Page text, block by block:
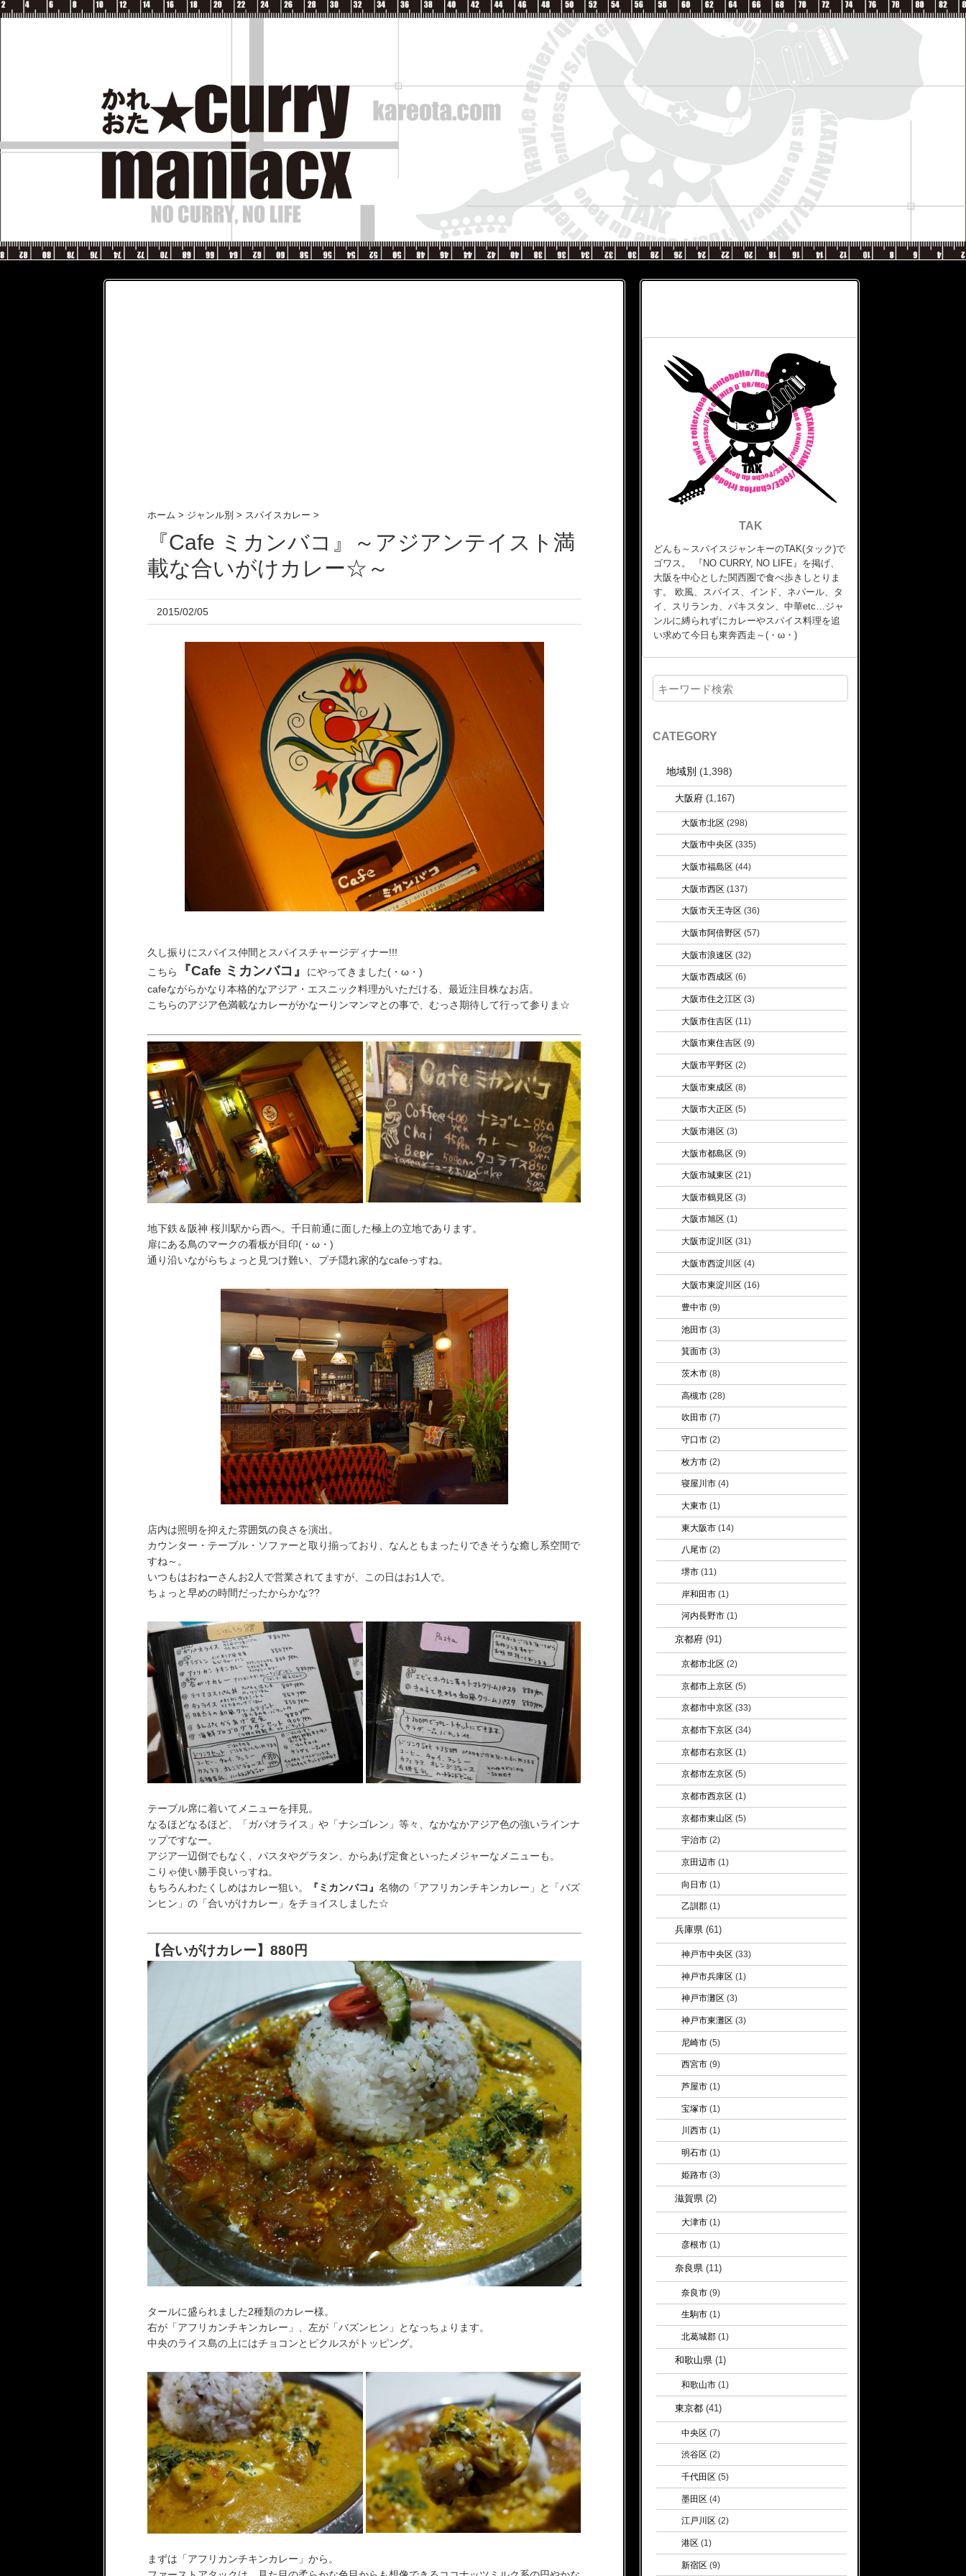
ホーム > ジャンル別 > スパイスカレー >
『Cafe ミカンバコ』～アジアンテイスト満
載な合いがけカレー☆～
2015/02/05
久し振りにスパイス仲間とスパイスチャージディナー!!!
こちら
『Cafe ミカンバコ』
にやってきました(・ω・)
cafeながらかなり本格的なアジア・エスニック料理がいただける、最近注目株なお店。
こちらのアジア色満載なカレーがかなーりンマンマとの事で、むっさ期待して行って参りま☆
地下鉄＆阪神 桜川駅から西へ。千日前通に面した極上の立地であります。
扉にある鳥のマークの看板が目印(・ω・)
通り沿いながらちょっと見つけ難い、プチ隠れ家的なcafeっすね。
店内は照明を抑えた雰囲気の良さを演出。
カウンター・テーブル・ソファーと取り揃っており、なんともまったりできそうな癒し系空間で
すね～。
いつもはおねーさんお2人で営業されてますが、この日はお1人で。
ちょっと早めの時間だったからかな??
テーブル席に着いてメニューを拝見。
なるほどなるほど、「ガパオライス」や「ナシゴレン」等々、なかなかアジア色の強いラインナ
ップですなー。
アジア一辺倒でもなく、パスタやグラタン、からあげ定食といったメジャーなメニューも。
こりゃ使い勝手良いっすね。
もちろんわたくしめはカレー狙い。
『ミカンバコ』 名物の「アフリカンチキンカレー」と「バズ
ンヒン」の「合いがけカレー」をチョイスしました☆
【合いがけカレー】880円
タールに盛られました2種類のカレー様。
右が「アフリカンチキンカレー」、左が「バズンヒン」となっちょります。
中央のライス島の上にはチョコンとピクルスがトッピング。
まずは「アフリカンチキンカレー」から。
TAK
どんも～スパイスジャンキーのTAK(タック)で
ゴワス。 『NO CURRY, NO LIFE』を掲げ、
大阪を中心とした関西圏で食べ歩きしとりま
す。 欧風、スパイス、インド、ネパール、タ
イ、スリランカ、パキスタン、中華etc…ジャ
ンルに縛られずにカレーやスパイス料理を追
い求めて今日も東奔西走～(・ω・)
CATEGORY
地域別 (1,398)
大阪府(1,167)
大阪市北区(298)
大阪市中央区 (335)
大阪市福島区(44)
大阪市西区(137)
大阪市天王寺区 (36)
大阪市阿倍野区(57)
大阪市浪速区(32)
大阪市西成区 (6)
大阪市住之江区(3)
大阪市住吉区(11)
大阪市東住吉区 (9)
大阪市平野区(2)
大阪市東成区(8)
大阪市大正区 (5)
大阪市港区(3)
大阪市都島区(9)
大阪市城東区 (21)
大阪市鶴見区(3)
大阪市旭区 (1)
大阪市淀川区 (31)
大阪市西淀川区(4)
大阪市東淀川区 (16)
豊中市(9)
池田市(3)
箕面市(3)
茨木市(8)
高槻市(28)
吹田市(7)
守口市(2)
枚方市(2)
寝屋川市(4)
大東市(1)
東大阪市(14)
八尾市(2)
堺市(11)
岸和田市(1)
河内長野市(1)
京都府(91)
京都市北区 (2)
京都市上京区(5)
京都市中京区 (33)
京都市下京区(34)
京都市右京区(1)
京都市左京区 (5)
京都市西京区(1)
京都市東山区(5)
宇治市(2)
京田辺市(1)
向日市(1)
乙訓郡(1)
兵庫県(61)
神戸市中央区(33)
神戸市兵庫区(1)
神戸市灘区 (3)
神戸市東灘区(3)
尼崎市(5)
西宮市(9)
芦屋市(1)
宝塚市(1)
川西市(1)
明石市(1)
姫路市(3)
滋賀県(2)
大津市(1)
彦根市(1)
奈良県(11)
奈良市(9)
生駒市(1)
北葛城郡(1)
和歌山県(1)
和歌山市(1)
東京都(41)
中央区(7)
渋谷区 (2)
千代田区(5)
墨田区(4)
江戸川区 (2)
港区(1)
新宿区(9)